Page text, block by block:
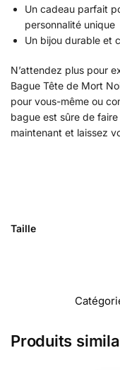
Un cadeau parfait
personnalité unique
Un bijou durable et
N’attendez plus pour
Bague Tête de Mort
pour vous-même ou
bague est sûre de
maintenant et laissez
Taille
Produits